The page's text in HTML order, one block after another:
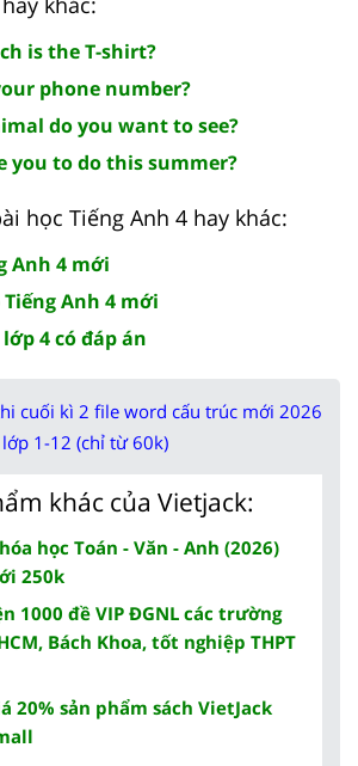
is the T-shirt?
phone number?
do you want to see?
you to do this summer?
học Tiếng Anh 4 hay khác:
Anh 4 mới
Anh 4 mới
4 có đáp án
cuối kì 2 file word cấu trúc mới 2026
1-12 (chỉ từ 60k)
khác của Vietjack:
học Toán - Văn - Anh (2026)
250k
1000 đề VIP ĐGNL các trường
Bách Khoa, tốt nghiệp THPT
20% sản phẩm sách VietJack